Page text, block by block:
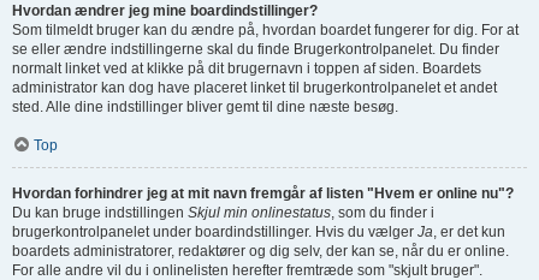
Hvordan ændrer jeg mine boardindstillinger?
Som tilmeldt bruger kan du ændre på, hvordan boardet fungerer for dig. For at
se eller ændre indstillingerne skal du finde Brugerkontrolpanelet. Du finder
normalt linket ved at klikke på dit brugernavn i toppen af siden. Boardets
administrator kan dog have placeret linket til brugerkontrolpanelet et andet
sted. Alle dine indstillinger bliver gemt til dine næste besøg.
Top
Hvordan forhindrer jeg at mit navn fremgår af listen "Hvem er online nu"?
Du kan bruge indstillingen Skjul min onlinestatus , som du finder i
brugerkontrolpanelet under boardindstillinger. Hvis du vælger Ja , er det kun
boardets administratorer, redaktører og dig selv, der kan se, når du er online.
For alle andre vil du i onlinelisten herefter fremtræde som "skjult bruger".